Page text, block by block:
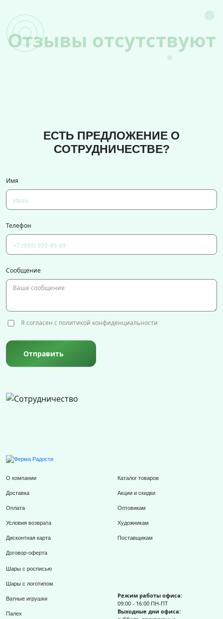
Отзывы отсутствуют
ЕСТЬ ПРЕДЛОЖЕНИЕ О
СОТРУДНИЧЕСТВЕ?
Имя
Телефон
Сообщение
Я согласен с политикой конфиденциальности
Отправить
О компании
Доставка
Оплата
Условия возврата
Дисконтная карта
Договор-оферта
Каталог товаров
Акции и скидки
Оптовикам
Художникам
Поставщикам
Шары с росписью
Шары с логотипом
Ватные игрушки
Палех
Режим работы офиса:
09:00 - 16:00 ПН-ПТ
Выходные дни офиса: